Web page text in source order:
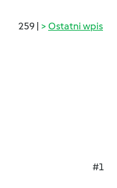
259 | Ostatni wpis
#1